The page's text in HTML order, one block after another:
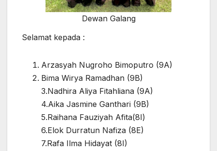
Dewan Galang
Selamat kepada :
Arzasyah Nugroho Bimoputro (9A)
Bima Wirya Ramadhan (9B)
3.Nadhira Aliya Fitahliana (9A)
4.Aika Jasmine Ganthari (9B)
5.Raihana Fauziyah Afita(8I)
6.Elok Durratun Nafiza (8E)
7.Rafa Ilma Hidayat (8I)